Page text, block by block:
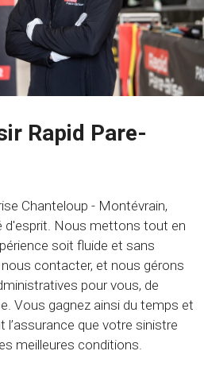
Rapid Pare-
Chanteloup - Montévrain,
d'esprit. Nous mettons tout en
soit fluide et sans
contacter, et nous gérons
pour vous, de
Vous gagnez ainsi du temps et
l’assurance que votre sinistre
meilleures conditions.